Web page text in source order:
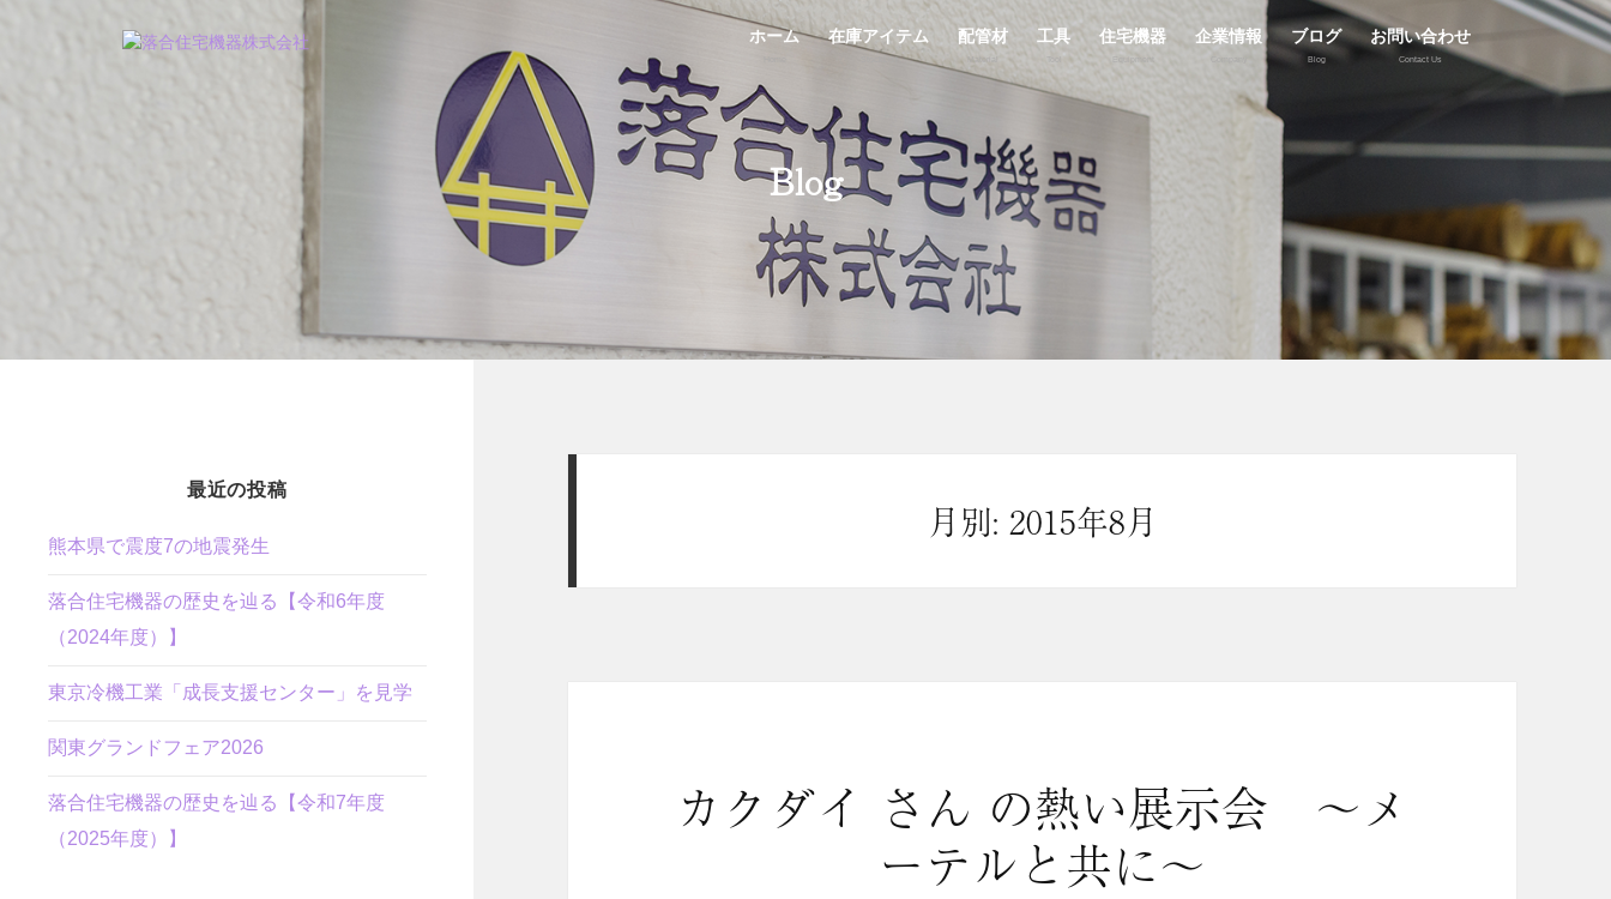
ホーム 在庫アイテム
StockList
配管材 工具 住宅機器 企業情報 ブログ
Blog
お問い合わせ
Contact Us
Blog
最近の投稿
熊本県で震度7の地震発生
落合住宅機器の歴史を辿る【令和6年度
（2024年度）】
東京冷機工業「成長支援センター」を見学
関東グランドフェア2026
落合住宅機器の歴史を辿る【令和7年度
（2025年度）】
月別: 2015年8月
カクダイ さん の熱い展示会 ～メ
ーテルと共に～